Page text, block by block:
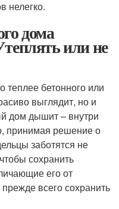
нелегко.
дома
или не
бетонного или
выглядит, но и
дом дышит – внутри
принимая решение о
заботятся не
сохранить
его от
всего сохранить